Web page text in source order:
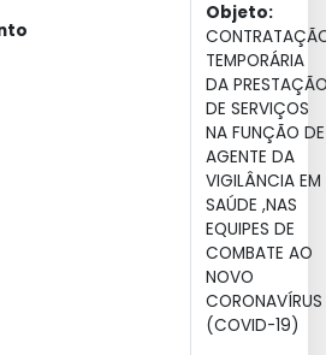
Objeto:
TEMPORÁRIA
DA
DE SERVIÇOS
NA FUNÇÃO DE
AGENTE DA
VIGILÂNCIA EM
SAÚDE ,NAS
EQUIPES DE
COMBATE AO
NOVO
CORONAVÍRUS
(COVID-19)